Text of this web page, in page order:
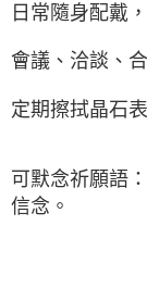
日常隨身配戴
會議、洽談、
定期擦拭晶石
可默念祈願語
信念。